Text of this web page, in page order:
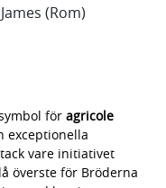
(Rom)
för agricole
exceptionella
vare initiativet
överste för Bröderna